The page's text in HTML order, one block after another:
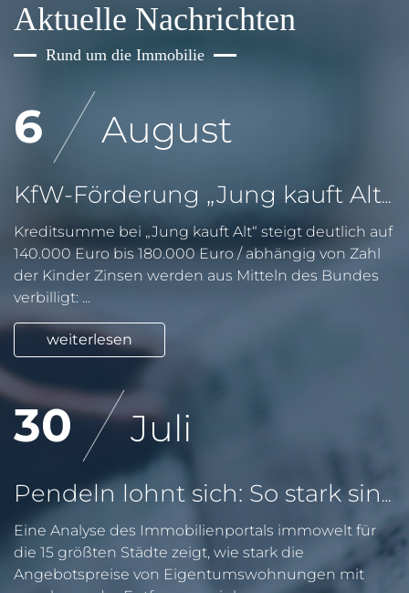
Aktuelle Nachrichten
Rund um die Immobilie
6 August
KfW-Förderung „Jung kauft Alt“: Höhere Kredite ab August 2026
Kreditsumme bei „Jung kauft Alt“ steigt deutlich auf
140.000 Euro bis 180.000 Euro / abhängig von Zahl
der Kinder Zinsen werden aus Mitteln des Bundes
verbilligt: ...
weiterlesen
30 Juli
Pendeln lohnt sich: So stark sinken Wohnungspreise im Umland
Eine Analyse des Immobilienportals immowelt für
die 15 größten Städte zeigt, wie stark die
Angebotspreise von Eigentumswohnungen mit